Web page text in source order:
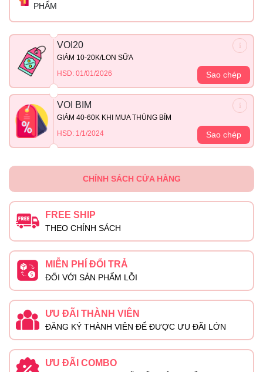
PHẨM
VOI20
GIẢM 10-20K/LON SỮA
HSD: 01/01/2026
Sao chép
VOI BIM
GIẢM 40-60K KHI MUA THÙNG BỈM
HSD: 1/1/2024
Sao chép
CHÍNH SÁCH CỬA HÀNG
FREE SHIP
THEO CHÍNH SÁCH
MIỄN PHÍ ĐỔI TRẢ
ĐỐI VỚI SẢN PHẨM LỖI
ƯU ĐÃI THÀNH VIÊN
ĐĂNG KÝ THÀNH VIÊN ĐỂ ĐƯỢC ƯU ĐÃI LỚN
ƯU ĐÃI COMBO